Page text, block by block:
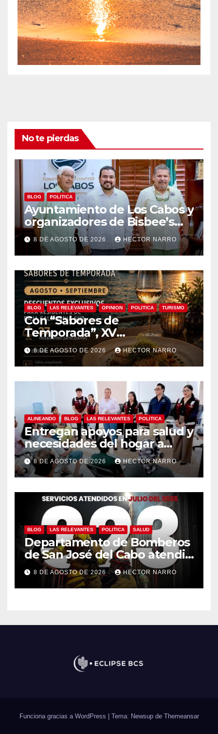
No te pierdas
BLOG POLITICA
Ayuntamiento de Los Cabos y
organizadores de Bisbee’s
coordinan acciones para
edición 2026
8 DE AGOSTO DE 2026 HECTOR NARRO
BLOG LAS RELEVANTES OPINION POLITICA TURISMO
Con “Sabores de
Temporada”, XV
Ayuntamiento de Los Cabos y
Canirac impulsan consumo
local con beneficios para
residentes de BCS
8 DE AGOSTO DE 2026 HECTOR NARRO
ALINEANDO BLOG LAS RELEVANTES POLITICA
Entregan apoyos para salud y
necesidades del hogar a
familias de Cabo San Lucas
8 DE AGOSTO DE 2026 HECTOR NARRO
BLOG LAS RELEVANTES POLITICA SALUD
Departamento de Bomberos
de San José del Cabo atendió
323 emergencias durante
julio
8 DE AGOSTO DE 2026 HECTOR NARRO
Funciona gracias a WordPress | Tema: Newsup de Themeansar